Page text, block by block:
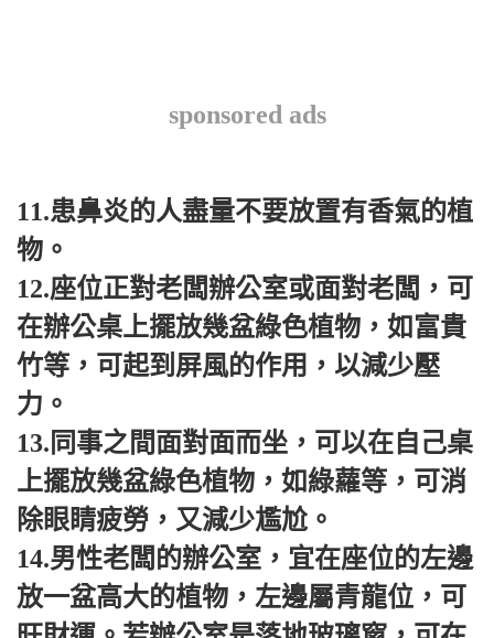
sponsored ads
11.患鼻炎的人盡量不要放置有香氣的植
物。
12.座位正對老闆辦公室或面對老闆，可
在辦公桌上擺放幾盆綠色植物，如富貴
竹等，可起到屏風的作用，以減少壓
力。
13.同事之間面對面而坐，可以在自己桌
上擺放幾盆綠色植物，如綠蘿等，可消
除眼睛疲勞，又減少尷尬。
14.男性老闆的辦公室，宜在座位的左邊
放一盆高大的植物，左邊屬青龍位，可